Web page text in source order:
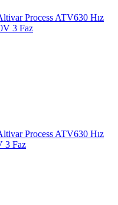
Process ATV630 Hız
3 Faz
Process ATV630 Hız
3 Faz